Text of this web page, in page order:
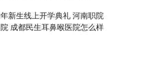
新生线上开学典礼 河南职院
成都民生耳鼻喉医院怎么样